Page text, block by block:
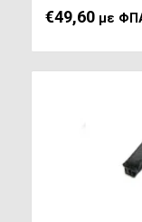
€49,60 με